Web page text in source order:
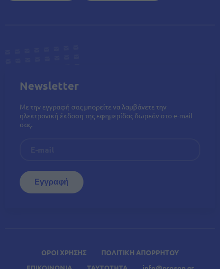
ΟΡΟΙ ΧΡΗΣΗΣ
ΠΟΛΙΤΙΚΗ ΑΠΟΡΡΗΤΟΥ
Newsletter
Με την εγγραφή σας μπορείτε να λαμβάνετε την
ηλεκτρονική έκδοση της εφημερίδας δωρεάν στο e-mail
σας.